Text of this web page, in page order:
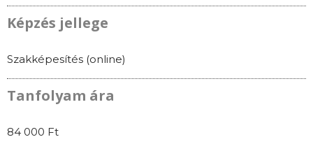
Képzés jellege
Szakképesítés (online)
Tanfolyam ára
84 000 Ft